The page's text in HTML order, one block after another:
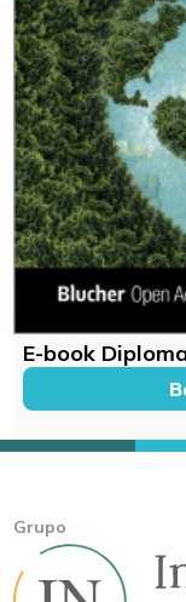
E-book
Grupo